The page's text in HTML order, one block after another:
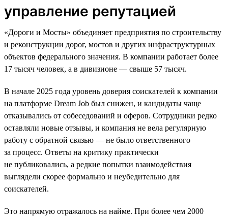
управление репутацией
«Дороги и Мосты» объединяет предприятия по строительству
и реконструкции дорог, мостов и других инфраструктурных
объектов федерального значения. В компании работает более
17 тысяч человек, а в дивизионе — свыше 57 тысяч.
В начале 2025 года уровень доверия соискателей к компании
на платформе Dream Job был снижен, и кандидаты чаще
отказывались от собеседований и оферов. Сотрудники редко
оставляли новые отзывы, и компания не вела регулярную
работу с обратной связью — не было ответственного
за процесс. Ответы на критику практически
не публиковались, а редкие попытки взаимодействия
выглядели скорее формально и неубедительно для
соискателей.
Это напрямую отражалось на найме. При более чем 2000